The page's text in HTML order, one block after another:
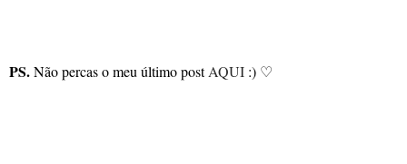
PS.Não percas o meu último postAQUI :) ♡